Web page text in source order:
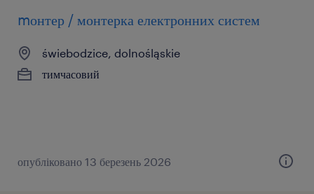
mонтер / монтерка електронних систем
świebodzice, dolnośląskie
тимчасовий
опубліковано 13 березень 2026